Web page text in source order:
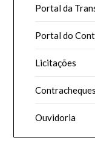
Portal da
Portal do
Licitações
Contracheques
Ouvidoria